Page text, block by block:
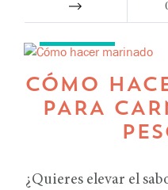
CÓMO
PARA
¿Quieres elevar el